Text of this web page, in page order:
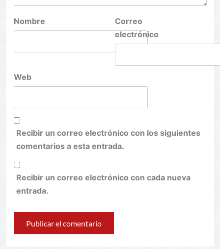
Nombre
Correo
electrónico
Web
Recibir un correo electrónico con los siguientes
comentarios a esta entrada.
Recibir un correo electrónico con cada nueva
entrada.